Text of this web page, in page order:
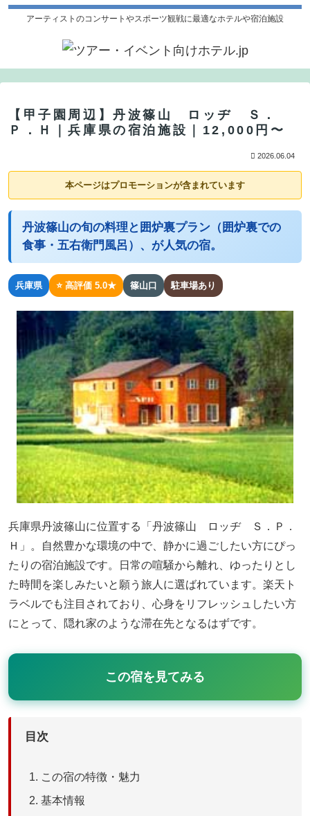
アーティストのコンサートやスポーツ観戦に最適なホテルや宿泊施設
【甲子園周辺】丹波篠山 ロッヂ Ｓ．
Ｐ．Ｈ｜兵庫県の宿泊施設｜12,000円〜
2026.06.04
本ページはプロモーションが含まれています
丹波篠山の旬の料理と囲炉裏プラン（囲炉裏での
食事・五右衛門風呂）、が人気の宿。
兵庫県 ⭐ 高評価 5.0★ 篠山口 駐車場あり
兵庫県丹波篠山に位置する「丹波篠山 ロッヂ Ｓ．Ｐ．
Ｈ」。自然豊かな環境の中で、静かに過ごしたい方にぴっ
たりの宿泊施設です。日常の喧騒から離れ、ゆったりとし
た時間を楽しみたいと願う旅人に選ばれています。楽天ト
ラベルでも注目されており、心身をリフレッシュしたい方
にとって、隠れ家のような滞在先となるはずです。
この宿を見てみる
目次
この宿の特徴・魅力
基本情報